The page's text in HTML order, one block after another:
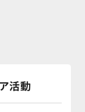
活動